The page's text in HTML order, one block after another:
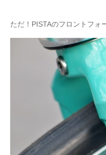
ただ！PISTAのフロントフォ